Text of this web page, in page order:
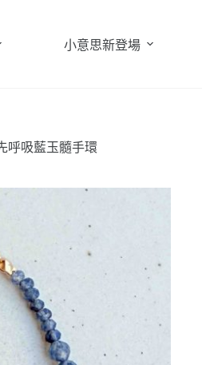
小意思新登場
呼吸藍玉髓手環